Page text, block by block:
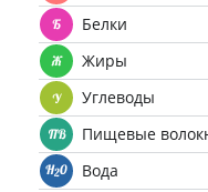
Белки
Жиры
Углеводы
Пищевые
Вода